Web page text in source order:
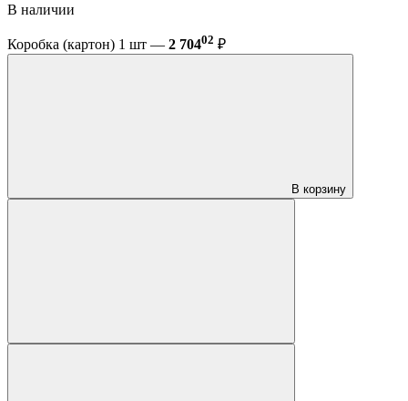
В наличии
Коробка (картон) 1 шт — 2 70402 ₽
В корзину